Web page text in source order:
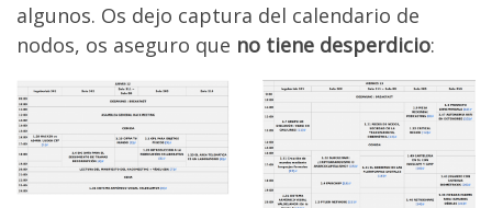
algunos. Os dejo captura del calendario de
nodos, os aseguro que no tiene desperdicio: